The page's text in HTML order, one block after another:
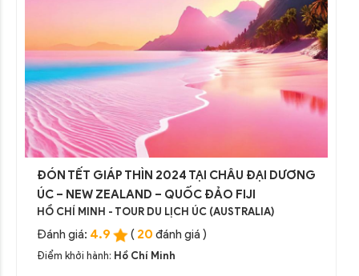
ĐÓN TẾT GIÁP THÌN 2024 TẠI CHÂU ĐẠI DƯƠNG
ÚC – NEW ZEALAND – QUỐC ĐẢO FIJI
HỒ CHÍ MINH - TOUR DU LỊCH ÚC (AUSTRALIA)
Đánh giá: 4.9 ( 20 đánh giá )
Điểm khởi hành: Hồ Chí Minh